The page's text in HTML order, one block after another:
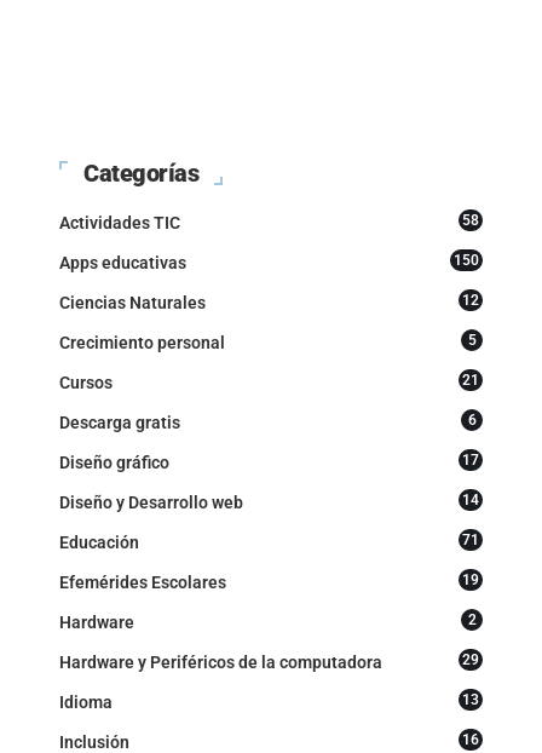
Categorías
Actividades TIC 58
Apps educativas 150
Ciencias Naturales 12
Crecimiento personal 5
Cursos 21
Descarga gratis 6
Diseño gráfico 17
Diseño y Desarrollo web 14
Educación 71
Efemérides Escolares 19
Hardware 2
Hardware y Periféricos de la computadora 29
Idioma 13
Inclusión 16